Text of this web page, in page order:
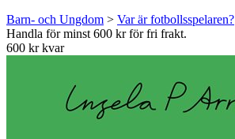
Barn- och Ungdom > Var är fotbollsspelaren?
Handla för minst 600 kr för fri frakt.
600 kr kvar